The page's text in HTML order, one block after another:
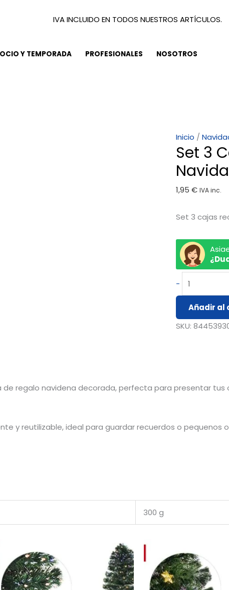
IVA INCLUIDO EN TODOS NUESTROS ARTÍCULOS.
OCIO Y TEMPORADA PROFESIONALES NOSOTROS
Inicio /
Set 3
1,95€ IVA inc.
Set 3 cajas
-
Set
3
Cajas
Trineo
cantidad
Añadir al
SKU:
de regalo navidena decorada, perfecta para presentar
y reutilizable, ideal para guardar recuerdos o
300 g